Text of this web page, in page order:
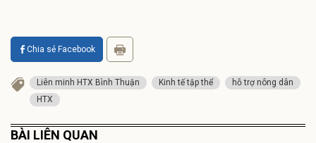
Chia sẻ Facebook
Liên minh HTX Bình Thuận Kinh tế tập thể
hỗ trợ nông dân
HTX
BÀI LIÊN QUAN